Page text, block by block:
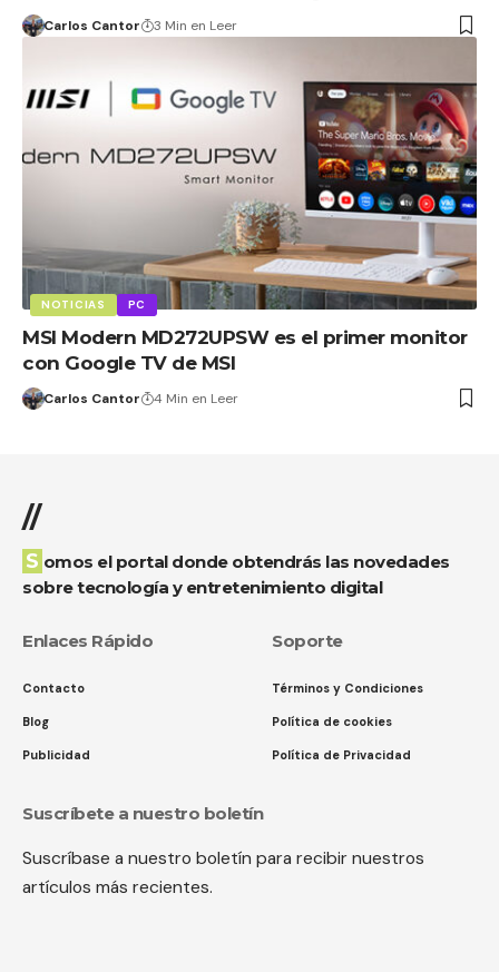
Carlos Cantor 3 Min en Leer
NOTICIAS PC
MSI Modern MD272UPSW es el primer monitor
con Google TV de MSI
Carlos Cantor 4 Min en Leer
//
Somos el portal donde obtendrás las novedades
sobre tecnología y entretenimiento digital
Enlaces Rápido
Contacto
Blog
Publicidad
Soporte
Términos y Condiciones
Política de cookies
Política de Privacidad
Suscríbete a nuestro boletín
Suscríbase a nuestro boletín para recibir nuestros
artículos más recientes.